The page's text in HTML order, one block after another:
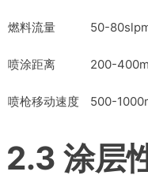
燃料流量 50-
喷涂距离 200-
喷枪移动速度 500-
2.3 涂层